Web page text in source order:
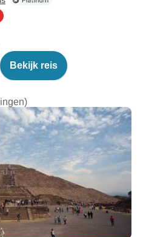
Bekijk reis